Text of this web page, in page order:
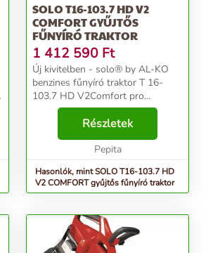
SOLO T16-103.7 HD V2
COMFORT GYŰJTŐS
FŰNYÍRÓ TRAKTOR
1 412 590 Ft
Új kivitelben - solo® by AL-KO
benzines fűnyíró traktor T 16-
103.7 HD V2Comfort pro
fűnyíróink új generációja új
pompában tündököl az új,
innovatív kialakítású
motorháztetőnek
Részletek
Pepita
Hasonlók, mint SOLO T16-103.7 HD
V2 COMFORT gyűjtős fűnyíró traktor